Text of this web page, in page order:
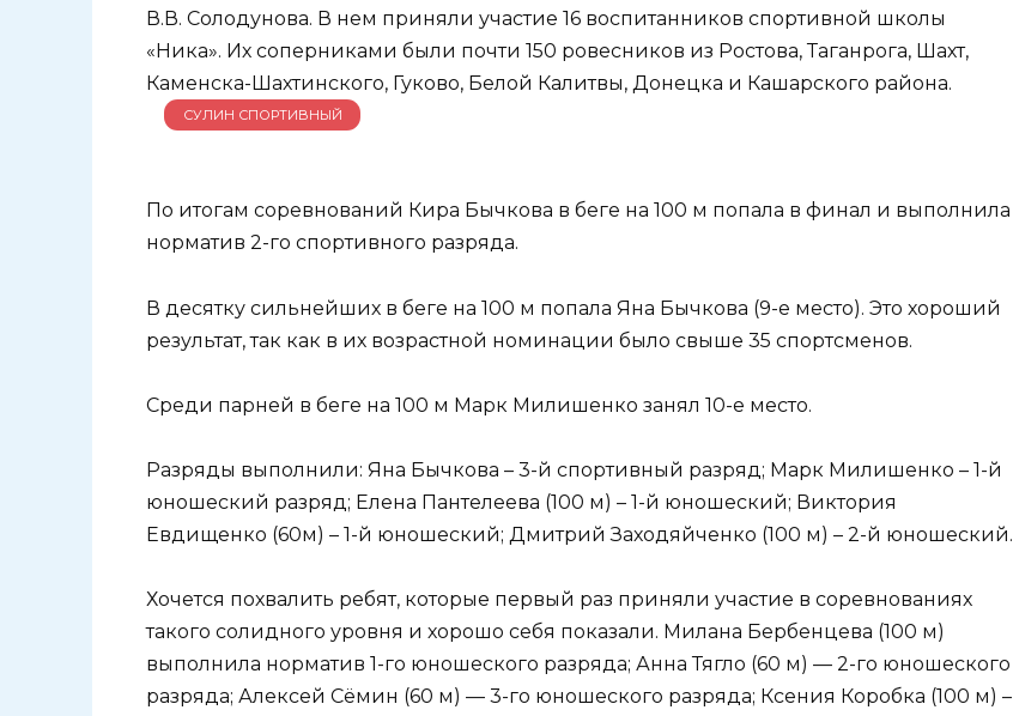
В.В. Солодунова. В нем приняли участие 16 воспитанников спортивной школы
«Ника». Их соперниками были почти 150 ровесников из Ростова, Таганрога, Шахт,
Каменска-Шахтинского, Гуково, Белой Калитвы, Донецка и Кашарского района.
СУЛИН СПОРТИВНЫЙ
По итогам соревнований Кира Бычкова в беге на 100 м попала в финал и выполнила
норматив 2-го спортивного разряда.
В десятку сильнейших в беге на 100 м попала Яна Бычкова (9-е место). Это хороший
результат, так как в их возрастной номинации было свыше 35 спортсменов.
Среди парней в беге на 100 м Марк Милишенко занял 10-е место.
Разряды выполнили: Яна Бычкова – 3-й спортивный разряд; Марк Милишенко – 1-й
юношеский разряд; Елена Пантелеева (100 м) – 1-й юношеский; Виктория
Евдищенко (60м) – 1-й юношеский; Дмитрий Заходяйченко (100 м) – 2-й юношеский.
Хочется похвалить ребят, которые первый раз приняли участие в соревнованиях
такого солидного уровня и хорошо себя показали. Милана Бербенцева (100 м)
выполнила норматив 1-го юношеского разряда; Анна Тягло (60 м) — 2-го юношеского
разряда; Алексей Сёмин (60 м) — 3-го юношеского разряда; Ксения Коробка (100 м) –